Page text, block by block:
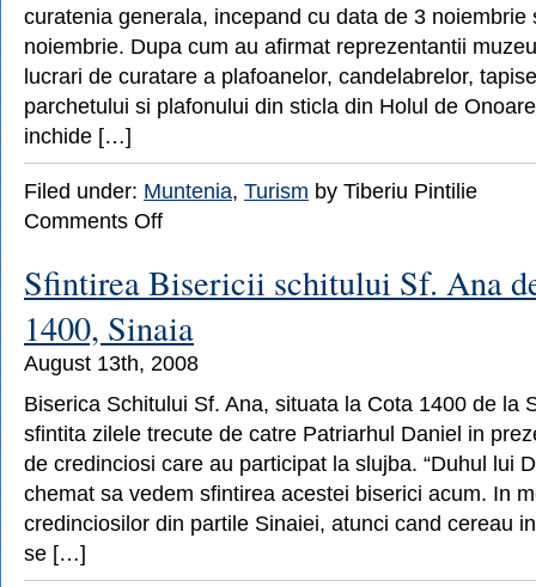
curatenia generala, incepand cu data de 3 noiembrie
noiembrie. Dupa cum au afirmat reprezentantii
lucrari de curatare a plafoanelor, candelabrelor,
parchetului si plafonului din sticla din Holul de
inchide […]
Filed under: Muntenia, Turism by Tiberiu Pintilie
Comments Offon
închis
pentru
curatenie
Sfintirea Bisericii schitului Sf. Ana
1400, Sinaia
August 13th, 2008
Biserica Schitului Sf. Ana, situata la Cota 1400 de la
sfintita zilele trecute de catre Patriarhul Daniel in
de credinciosi care au participat la slujba. “Duhul lui
chemat sa vedem sfintirea acestei biserici acum. In
credinciosilor din partile Sinaiei, atunci cand cereau
se […]